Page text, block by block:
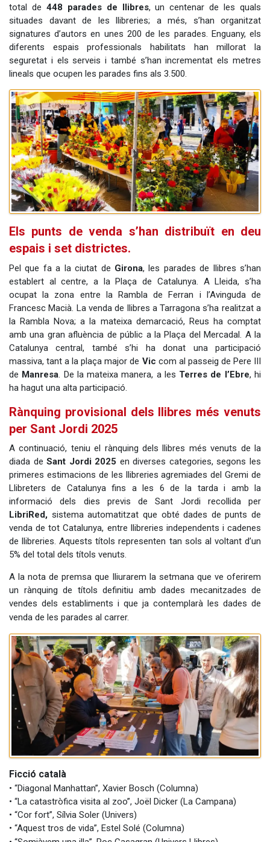
total de 448 parades de llibres, un centenar de les quals
situades davant de les llibreries; a més, s’han organitzat
signatures d’autors en unes 200 de les parades. Enguany, els
diferents espais professionals habilitats han millorat la
seguretat i els serveis i també s’han incrementat els metres
lineals que ocupen les parades fins als 3.500.
Els punts de venda s’han distribuït en deu
espais i set districtes.
Pel que fa a la ciutat de Girona, les parades de llibres s’han
establert al centre, a la Plaça de Catalunya. A Lleida, s’ha
ocupat la zona entre la Rambla de Ferran i l’Avinguda de
Francesc Macià. La venda de llibres a Tarragona s’ha realitzat a
la Rambla Nova; a la mateixa demarcació, Reus ha comptat
amb una gran afluència de públic a la Plaça del Mercadal. A la
Catalunya central, també s’hi ha donat una participació
massiva, tant a la plaça major de Vic com al passeig de Pere III
de Manresa . De la mateixa manera, a les Terres de l’Ebre, hi
ha hagut una alta participació.
Rànquing provisional dels llibres més venuts
per Sant Jordi 2025
A continuació, teniu el rànquing dels llibres més venuts de la
diada deSant Jordi 2025 en diverses categories, segons les
primeres estimacions de les llibreries agremiades del Gremi de
Llibreters de Catalunya fins a les 6 de la tarda i amb la
informació dels dies previs de Sant Jordi recollida per
LibriRed, sistema automatitzat que obté dades de punts de
venda de tot Catalunya, entre llibreries independents i cadenes
de llibreries. Aquests títols representen tan sols al voltant d’un
5% del total dels títols venuts.
A la nota de premsa que lliurarem la setmana que ve oferirem
un rànquing de títols definitiu amb dades mecanitzades de
vendes dels establiments i que ja contemplarà les dades de
venda de les parades al carrer.
Ficció català
• “Diagonal Manhattan”, Xavier Bosch (Columna)
• “La catastròfica visita al zoo”, Joël Dicker (La Campana)
• “Cor fort”, Sílvia Soler (Univers)
• “Aquest tros de vida”, Estel Solé (Columna)